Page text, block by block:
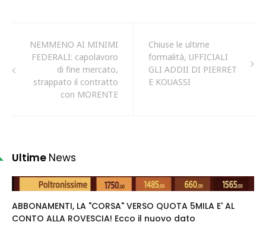
NEMMENO AI MINIMI
FEDERALI: capolavoro
di fine mercato,
strappato il contratto
con MORENTE
Chiuse le ultime
formalità, UFFICIALI
GLI ADDII DI PIERRET
E KOUASSI
Ultime News
ABBONAMENTI, LA "CORSA" VERSO QUOTA 5MILA E' AL
CONTO ALLA ROVESCIA! Ecco il nuovo dato